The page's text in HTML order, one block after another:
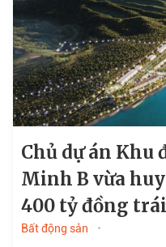
Chủ dự án
Minh B vừa
400 tỷ đồng
Bất động sản